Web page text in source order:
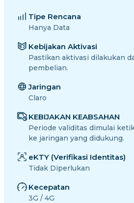
Tipe Rencana
Hanya Data
Kebijakan Aktivasi
Pastikan aktivasi dilakukan
pembelian.
Jaringan
Claro
KEBIJAKAN KEABSAHAN
Periode validitas dimulai
ke jaringan yang didukung.
eKTY (Verifikasi Identitas)
Tidak Diperlukan
Kecepatan
3G / 4G